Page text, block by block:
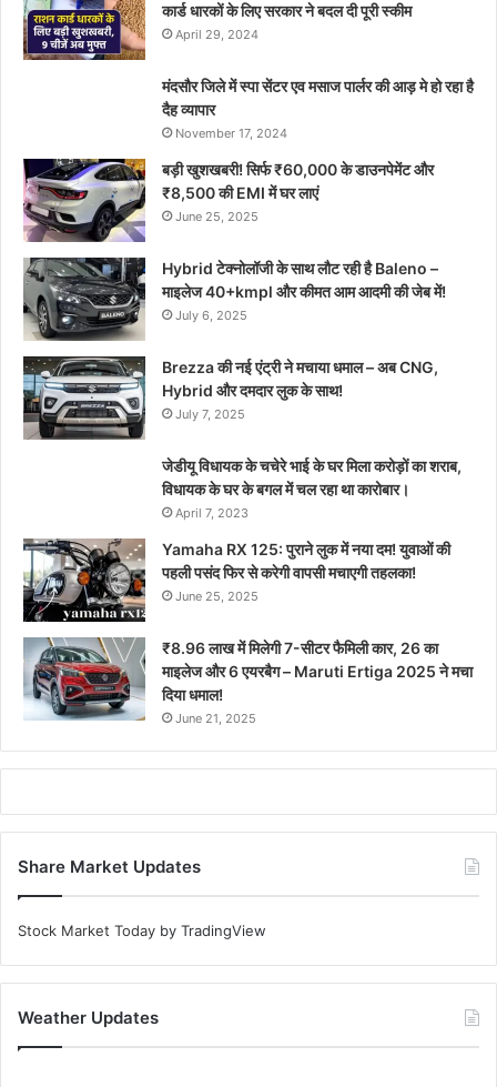
कार्ड धारकों के लिए सरकार ने बदल दी पूरी स्कीम
April 29, 2024
मंदसौर जिले में स्पा सेंटर एव मसाज पार्लर की आड़ मे हो रहा है
दैह व्यापार
November 17, 2024
बड़ी खुशखबरी! सिर्फ ₹60,000 के डाउनपेमेंट और
₹8,500 की EMI में घर लाएं
June 25, 2025
Hybrid टेक्नोलॉजी के साथ लौट रही है Baleno –
माइलेज 40+kmpl और कीमत आम आदमी की जेब में!
July 6, 2025
Brezza की नई एंट्री ने मचाया धमाल – अब CNG,
Hybrid और दमदार लुक के साथ!
July 7, 2025
जेडीयू विधायक के चचेरे भाई के घर मिला करोड़ों का शराब,
विधायक के घर के बगल में चल रहा था कारोबार।
April 7, 2023
Yamaha RX 125: पुराने लुक में नया दम! युवाओं की
पहली पसंद फिर से करेगी वापसी मचाएगी तहलका!
June 25, 2025
₹8.96 लाख में मिलेगी 7-सीटर फैमिली कार, 26 का
माइलेज और 6 एयरबैग – Maruti Ertiga 2025 ने मचा
दिया धमाल!
June 21, 2025
Share Market Updates
Stock Market Today by TradingView
Weather Updates